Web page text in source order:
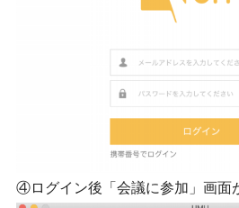
④ログイン後「会議に参加」画面